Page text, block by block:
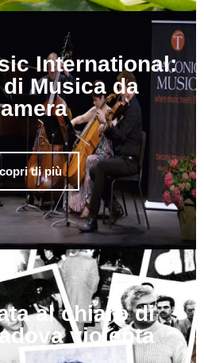
International:
Musica da
di più
al chiaro di
violenta